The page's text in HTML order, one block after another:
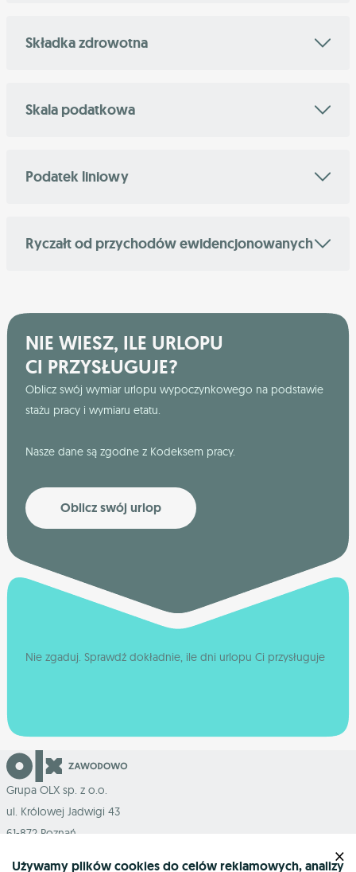
Składka zdrowotna
Skala podatkowa
Podatek liniowy
Ryczałt od przychodów ewidencjonowanych
NIE WIESZ, ILE URLOPU
CI PRZYSŁUGUJE?
Oblicz swój wymiar urlopu wypoczynkowego na podstawie
stażu pracy i wymiaru etatu.
Nasze dane są zgodne z Kodeksem pracy.
Oblicz swój urlop
Nie zgaduj. Sprawdź dokładnie, ile dni urlopu Ci przysługuje
Grupa OLX sp. z o.o.
ul. Królowej Jadwigi 43
61-872 Poznań
Używamy plików cookies do celów reklamowych, analizy
×